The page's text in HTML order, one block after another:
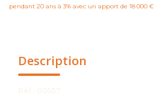
pendant 20 ans à 3% avec un apport de 18 000 €
Description